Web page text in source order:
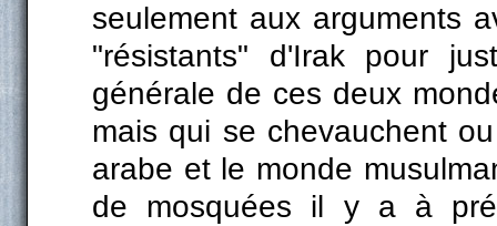
seulement aux arguments
"résistants" d'Irak pour
générale de ces deux
mais qui se chevauchent
arabe et le monde
de mosquées il y a à